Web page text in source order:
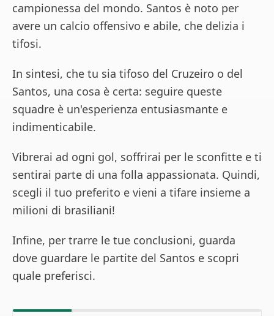
campionessa del mondo. Santos è noto per
avere un calcio offensivo e abile, che delizia i
tifosi.
In sintesi, che tu sia tifoso del Cruzeiro o del
Santos, una cosa è certa: seguire queste
squadre è un'esperienza entusiasmante e
indimenticabile.
Vibrerai ad ogni gol, soffrirai per le sconfitte e ti
sentirai parte di una folla appassionata. Quindi,
scegli il tuo preferito e vieni a tifare insieme a
milioni di brasiliani!
Infine, per trarre le tue conclusioni, guarda
dove guardare le partite del Santos e scopri
quale preferisci.